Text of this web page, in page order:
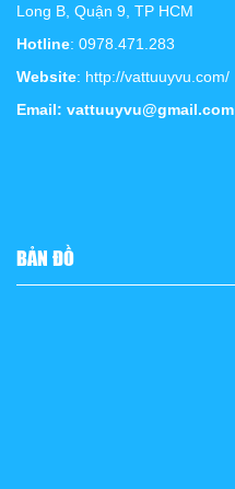
Long B, Quận 9, TP HCM
Hotline: 0978.471.283
Website: http://vattuuyvu.com/
Email: vattuuyvu@gmail.com
BẢN ĐỒ